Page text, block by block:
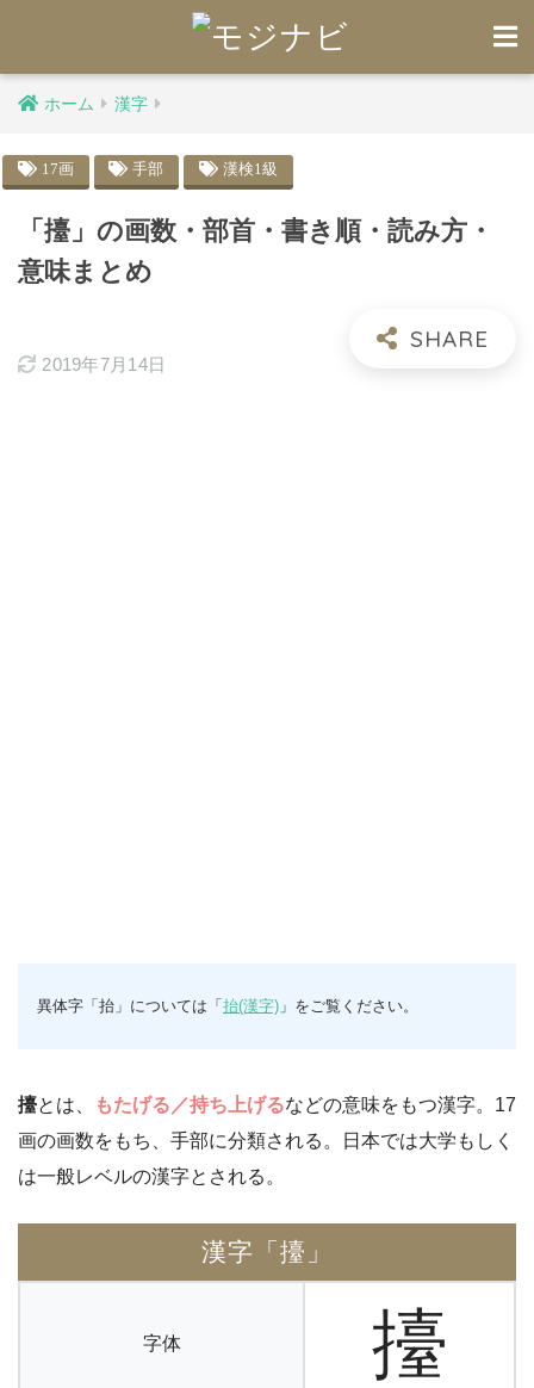
ホーム 漢字
17画 手部 漢検1級
「擡」の画数・部首・書き順・読み方・
意味まとめ
2019年7月14日
異体字「抬」については「 抬(漢字) 」をご覧ください。
擡とは、 もたげる／持ち上げるなどの意味をもつ漢字。17
画の画数をもち、手部に分類される。日本では大学もしく
は一般レベルの漢字とされる。
漢字「擡」
字体 擡